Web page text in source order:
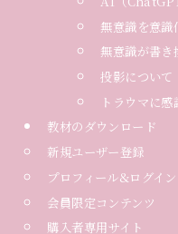
無意識を意識
無意識が書き
投影について
トラウマに感
教材のダウンロード
新規ユーザー登録
プロフィール&ログイン
会員限定コンテンツ
購入者専用サイト